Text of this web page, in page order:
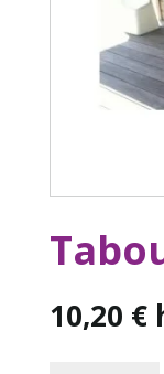
10,20 €